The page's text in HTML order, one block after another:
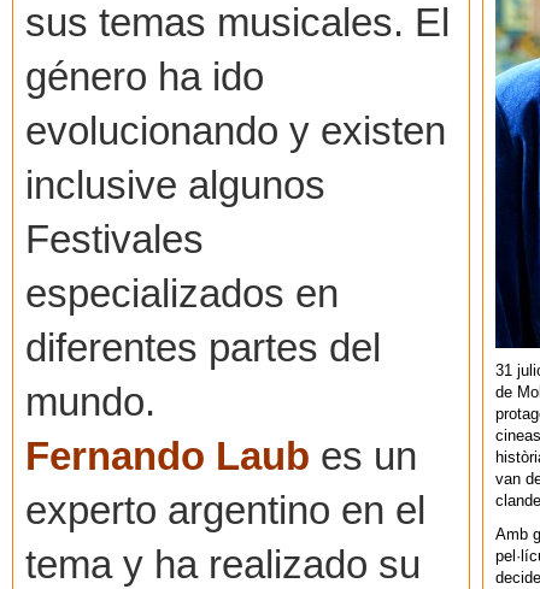
sus temas musicales. El
género ha ido
evolucionando y existen
inclusive algunos
Festivales
especializados en
diferentes partes del
mundo.
Fernando Laub es un
experto argentino en el
tema y ha realizado su
31
de
van
Amb